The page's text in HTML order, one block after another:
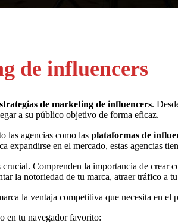
de influencers
de marketing de influencers.
a su público objetivo de forma eficaz.
las agencias como las plataformas de
expandirse en el mercado, estas agencias
Comprenden la importancia de
la notoriedad de tu marca, atraer tráfico a
la ventaja competitiva que necesita en el
en tu navegador favorito: